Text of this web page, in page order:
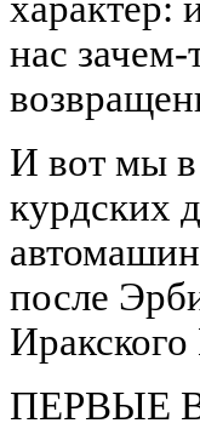
нас зачем-
И вот мы в
курдских
после
ПЕРВЫЕ